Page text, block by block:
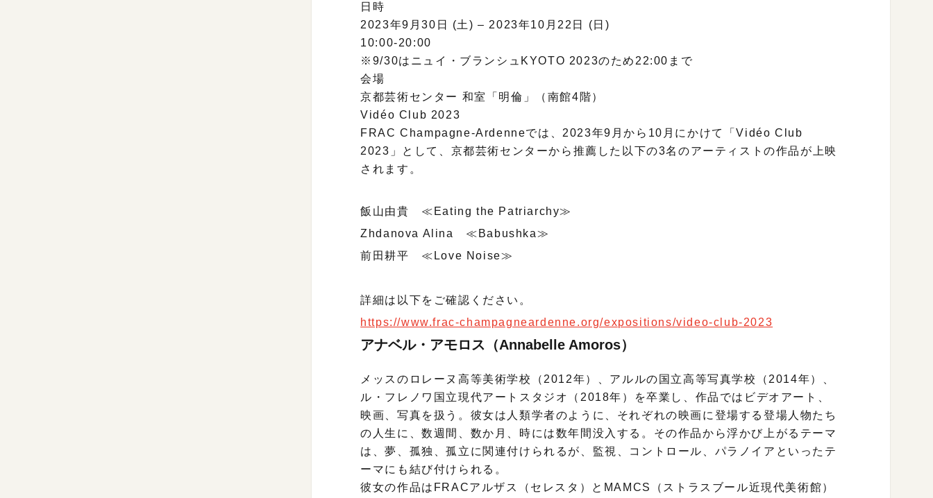
日時
2023年9月30日 (土) – 2023年10月22日 (日)
10:00-20:00
※9/30はニュイ・ブランシュKYOTO 2023のため22:00まで
会場
京都芸術センター 和室「明倫」（南館4階）
Vidéo Club 2023
FRAC Champagne-Ardenneでは、2023年9月から10月にかけて「Vidéo Club
2023」として、京都芸術センターから推薦した以下の3名のアーティストの作品が上映
されます。
飯山由貴 ≪Eating the Patriarchy≫
Zhdanova Alina ≪Babushka≫
前田耕平 ≪Love Noise≫
詳細は以下をご確認ください。
https://www.frac-champagneardenne.org/expositions/video-club-2023
アナベル・アモロス（Annabelle Amoros）
メッスのロレーヌ高等美術学校（2012年）、アルルの国立高等写真学校（2014年）、
ル・フレノワ国立現代アートスタジオ（2018年）を卒業し、作品ではビデオアート、
映画、写真を扱う。彼女は人類学者のように、それぞれの映画に登場する登場人物たち
の人生に、数週間、数か月、時には数年間没入する。その作品から浮かび上がるテーマ
は、夢、孤独、孤立に関連付けられるが、監視、コントロール、パラノイアといったテ
ーマにも結び付けられる。
彼女の作品はFRACアルザス（セレスタ）とMAMCS（ストラスブール近現代美術館）